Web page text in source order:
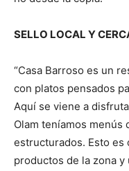
SELLO LOCAL Y
“Casa Barroso es un
con platos pensados
Aquí se viene a
Olam teníamos menús
estructurados. Esto es
productos de la zona y